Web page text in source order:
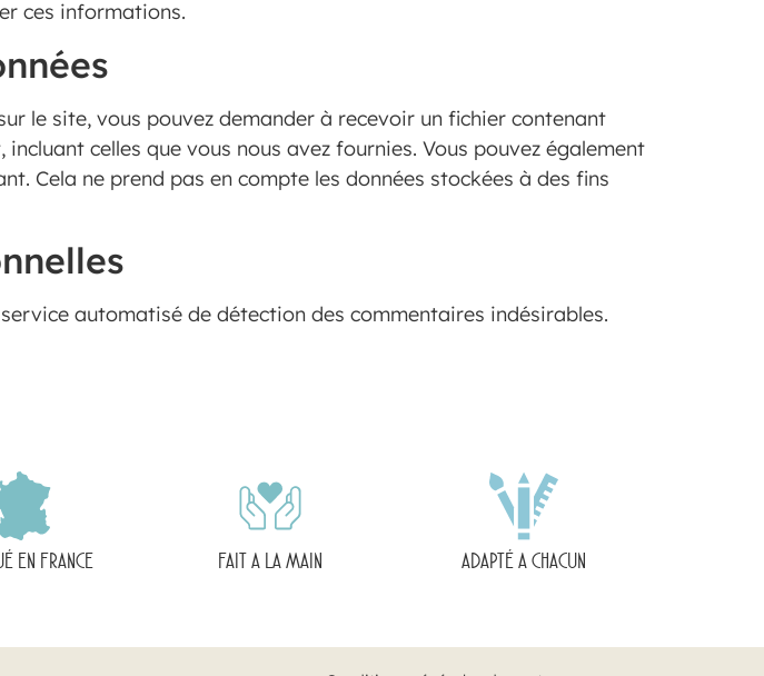
ces informations.
le site, vous pouvez demander à recevoir un fichier contenant
celles que vous nous avez fournies. Vous pouvez également
Cela ne prend pas en compte les données stockées à des fins
automatisé de détection des commentaires indésirables.
EN FRANCE FAIT A LA MAIN ADAPTÉ A CHACUN